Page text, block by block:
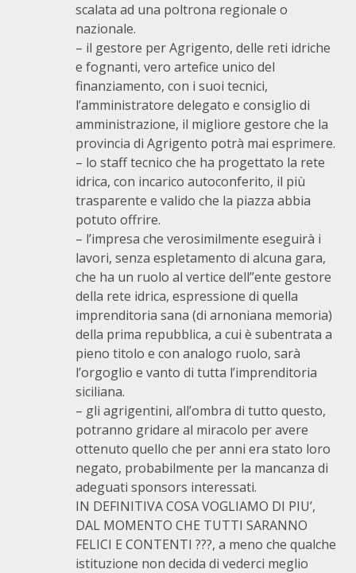
scalata ad una poltrona regionale o
nazionale.
– il gestore per Agrigento, delle reti idriche
e fognanti, vero artefice unico del
finanziamento, con i suoi tecnici,
l’amministratore delegato e consiglio di
amministrazione, il migliore gestore che la
provincia di Agrigento potrà mai esprimere.
– lo staff tecnico che ha progettato la rete
idrica, con incarico autoconferito, il più
trasparente e valido che la piazza abbia
potuto offrire.
– l’impresa che verosimilmente eseguirà i
lavori, senza espletamento di alcuna gara,
che ha un ruolo al vertice dell”ente gestore
della rete idrica, espressione di quella
imprenditoria sana (di arnoniana memoria)
della prima repubblica, a cui è subentrata a
pieno titolo e con analogo ruolo, sarà
l’orgoglio e vanto di tutta l’imprenditoria
siciliana.
– gli agrigentini, all’ombra di tutto questo,
potranno gridare al miracolo per avere
ottenuto quello che per anni era stato loro
negato, probabilmente per la mancanza di
adeguati sponsors interessati.
IN DEFINITIVA COSA VOGLIAMO DI PIU’,
DAL MOMENTO CHE TUTTI SARANNO
FELICI E CONTENTI ???, a meno che qualche
istituzione non decida di vederci meglio